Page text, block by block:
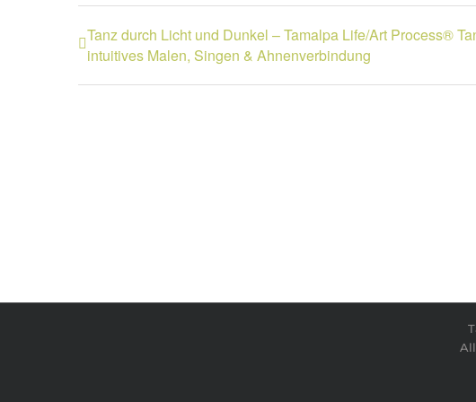
Tanz durch Licht und Dunkel – Tamalpa Life/Art Process®
intuitives Malen, Singen & Ahnenverbindung